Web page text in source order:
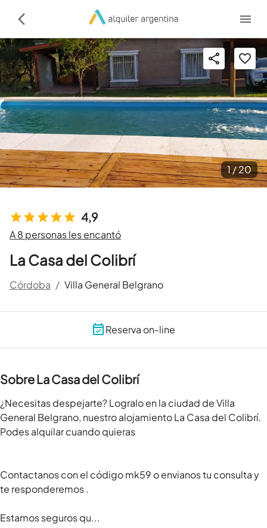
4,9
A 8 personas les encantó
La Casa del Colibrí
Córdoba / Villa General Belgrano
1 /20
Reserva on-line
Sobre La Casa del Colibrí
¿Necesitas despejarte? Logralo en la ciudad de Villa
General Belgrano, nuestro alojamiento La Casa del Colibrí.
Podes alquilar cuando quieras
Contactanos con el código mk59 o envianos tu consulta y
te responderemos .
Estamos seguros qu...